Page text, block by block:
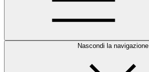
Nascondi la navigazione